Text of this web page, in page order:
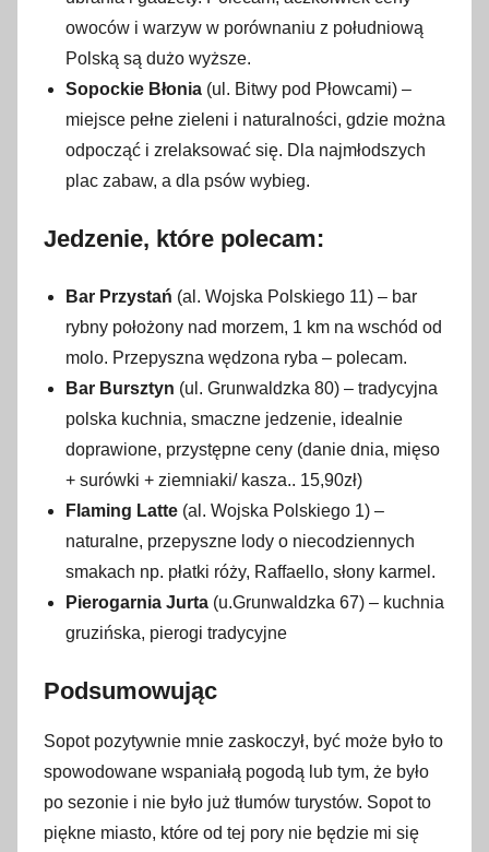
owoców i warzyw w porównaniu z południową
Polską są dużo wyższe.
Sopockie Błonia (ul. Bitwy pod Płowcami) –
miejsce pełne zieleni i naturalności, gdzie można
odpocząć i zrelaksować się. Dla najmłodszych
plac zabaw, a dla psów wybieg.
Jedzenie, które polecam:
Bar Przystań (al. Wojska Polskiego 11) – bar
rybny położony nad morzem, 1 km na wschód od
molo. Przepyszna wędzona ryba – polecam.
Bar Bursztyn (ul. Grunwaldzka 80) – tradycyjna
polska kuchnia, smaczne jedzenie, idealnie
doprawione, przystępne ceny (danie dnia, mięso
+ surówki + ziemniaki/ kasza.. 15,90zł)
Flaming Latte (al. Wojska Polskiego 1) –
naturalne, przepyszne lody o niecodziennych
smakach np. płatki róży, Raffaello, słony karmel.
Pierogarnia Jurta (u.Grunwaldzka 67) – kuchnia
gruzińska, pierogi tradycyjne
Podsumowując
Sopot pozytywnie mnie zaskoczył, być może było to
spowodowane wspaniałą pogodą lub tym, że było
po sezonie i nie było już tłumów turystów. Sopot to
piękne miasto, które od tej pory nie będzie mi się